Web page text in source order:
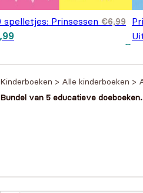
spelletjes: Prinsessen €6,99
prijs was:
Huidige prijs is: €5,99.
Kinderboeken > Alle kinderboeken >
Bundel van 5 educatieve doeboeken